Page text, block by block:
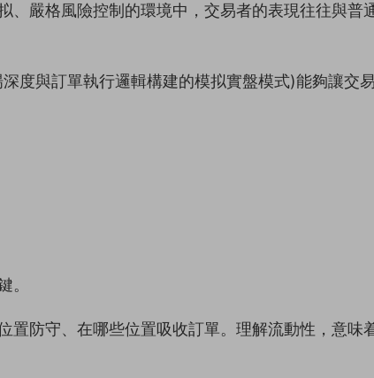
、嚴格風險控制的環境中，交易者的表現往往與普
度與訂單執行邏輯構建的模拟實盤模式)能夠讓交
。
置防守、在哪些位置吸收訂單。理解流動性，意味